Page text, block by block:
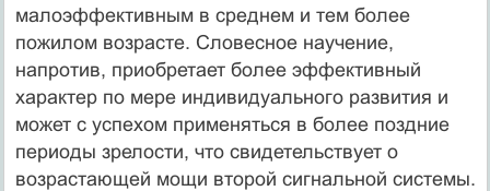
малоэффективным в среднем и тем более
пожилом возрасте. Словесное научение,
напротив, приобретает более эффективный
характер по мере индивидуального развития и
может с успехом применяться в более поздние
периоды зрелости, что свидетельствует о
возрастающей мощи второй сигнальной системы.